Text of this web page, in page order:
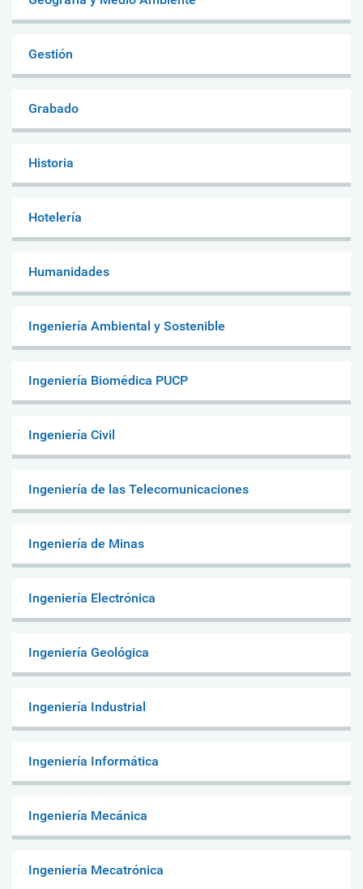
Gestión
Grabado
Historia
Hotelería
Humanidades
Ingeniería Ambiental y Sostenible
Ingeniería Biomédica PUCP
Ingeniería Civil
Ingeniería de las Telecomunicaciones
Ingeniería de Minas
Ingeniería Electrónica
Ingeniería Geológica
Ingeniería Industrial
Ingeniería Informática
Ingeniería Mecánica
Ingeniería Mecatrónica